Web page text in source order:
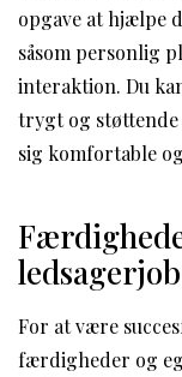
opgave at hjælpe
såsom personlig
interaktion. Du
trygt og
sig komfortable
ledsagerjob
For at være
færdigheder og